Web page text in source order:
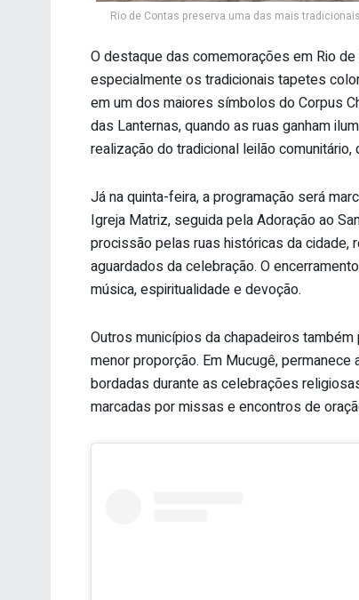
Rio de Contas preserva uma das mais
O destaque das comemorações em Rio
especialmente os tradicionais tapetes
em um dos maiores símbolos do Corpus
das Lanternas, quando as ruas ganham
realização do tradicional leilão
Já na quinta-feira, a programação será
Igreja Matriz, seguida pela Adoração ao
procissão pelas ruas históricas da
aguardados da celebração. O
música, espiritualidade e devoção.
Outros municípios da chapadeiros
menor proporção. Em Mucugê,
bordadas durante as celebrações
marcadas por missas e encontros de